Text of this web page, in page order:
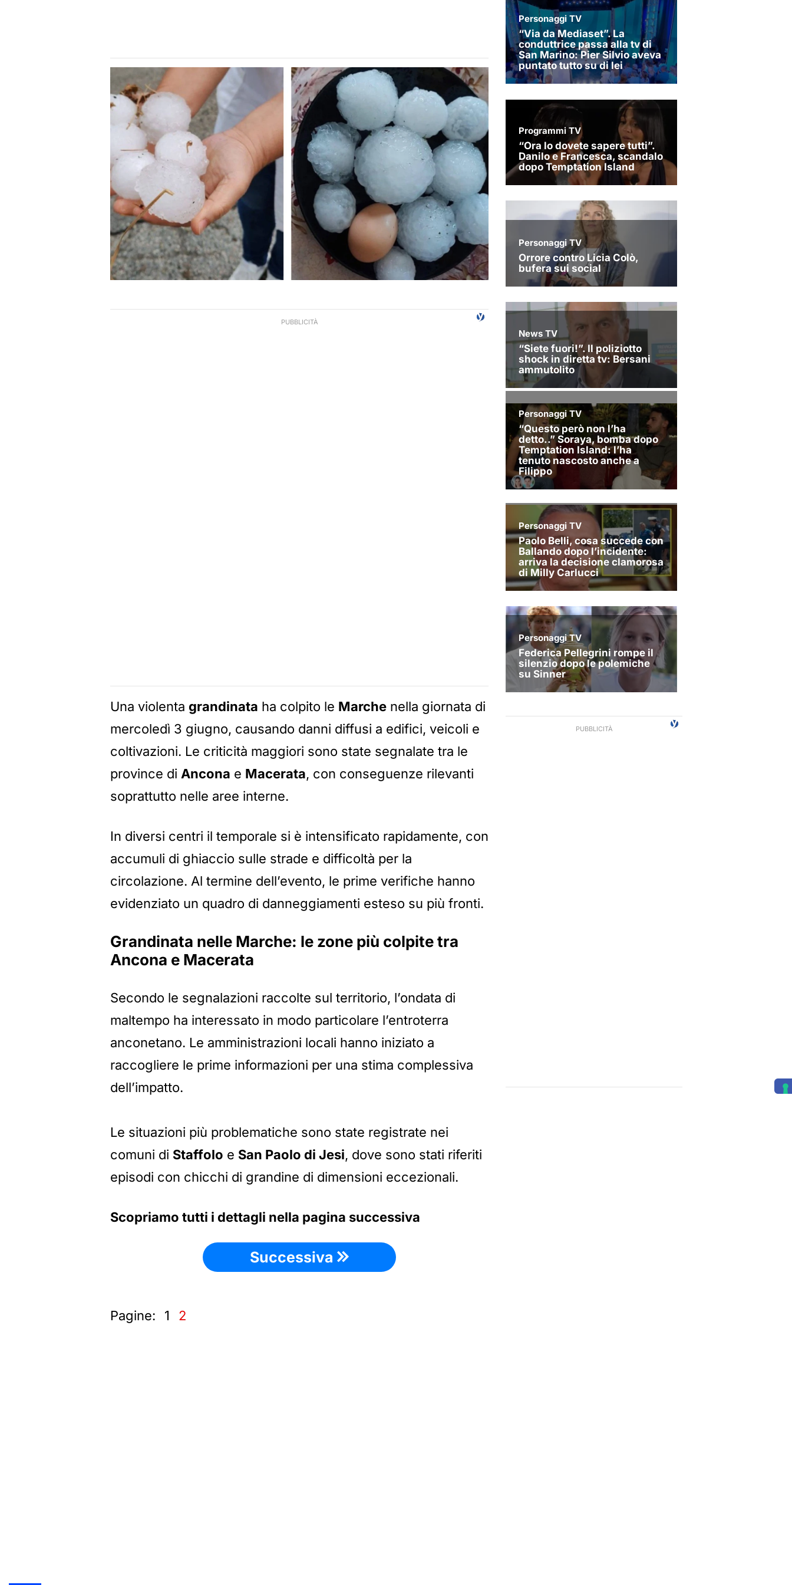
Una violenta grandinata ha colpito le Marche nella giornata di
mercoledì 3 giugno, causando danni diffusi a edifici, veicoli e
coltivazioni. Le criticità maggiori sono state segnalate tra le
province di Ancona e Macerata, con conseguenze rilevanti
soprattutto nelle aree interne.
In diversi centri il temporale si è intensificato rapidamente, con
accumuli di ghiaccio sulle strade e difficoltà per la
circolazione. Al termine dell’evento, le prime verifiche hanno
evidenziato un quadro di danneggiamenti esteso su più fronti.
Grandinata nelle Marche: le zone più colpite tra
Ancona e Macerata
Secondo le segnalazioni raccolte sul territorio, l’ondata di
maltempo ha interessato in modo particolare l’entroterra
anconetano. Le amministrazioni locali hanno iniziato a
raccogliere le prime informazioni per una stima complessiva
dell’impatto.
Le situazioni più problematiche sono state registrate nei
comuni di Staffolo e San Paolo di Jesi, dove sono stati riferiti
episodi con chicchi di grandine di dimensioni eccezionali.
Scopriamo tutti i dettagli nella pagina successiva
Successiva
Pagine: 1 2